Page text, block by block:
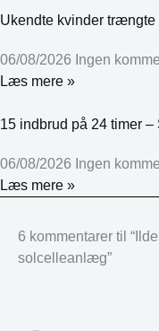
Ukendte kvinder
06/08/2026 Ingen
Læs mere »
15 indbrud på 24 timer
06/08/2026 Ingen
Læs mere »
6 kommentarer til
solcelleanlæg”